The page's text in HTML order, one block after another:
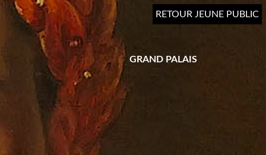
Aller
RETOUR JEUNE PUBLIC
GRAND PALAIS